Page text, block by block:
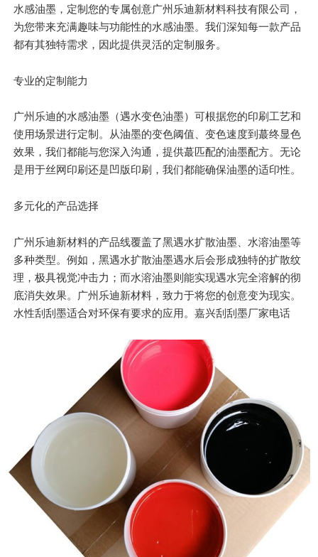
水感油墨，定制您的专属创意广州乐迪新材料科技有限公司，
为您带来充满趣味与功能性的水感油墨。我们深知每一款产品
都有其独特需求，因此提供灵活的定制服务。
专业的定制能力
广州乐迪的水感油墨（遇水变色油墨）可根据您的印刷工艺和
使用场景进行定制。从油墨的变色阈值、变色速度到蕞终显色
效果，我们都能与您深入沟通，提供蕞匹配的油墨配方。无论
是用于丝网印刷还是凹版印刷，我们都能确保油墨的适印性。
多元化的产品选择
广州乐迪新材料的产品线覆盖了黑遇水扩散油墨、水溶油墨等
多种类型。例如，黑遇水扩散油墨遇水后会形成独特的扩散纹
理，极具视觉冲击力；而水溶油墨则能实现遇水完全溶解的彻
底消失效果。广州乐迪新材料，致力于将您的创意变为现实。
水性刮刮墨适合对环保有要求的应用。嘉兴刮刮墨厂家电话